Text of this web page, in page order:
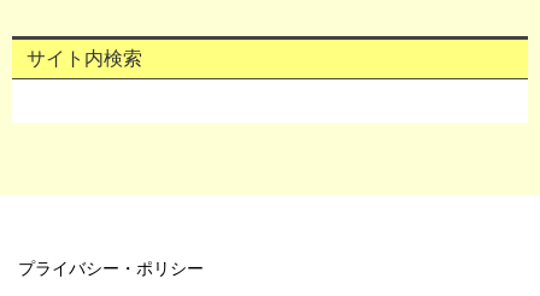
サイト内検索
プライバシー・ポリシー